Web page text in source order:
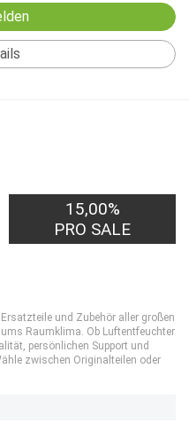
15,00%
PRO SALE
und Zubehör aller großen
Raumklima. Ob Luftentfeuchter
persönlichen Support und
zwischen Originalteilen oder